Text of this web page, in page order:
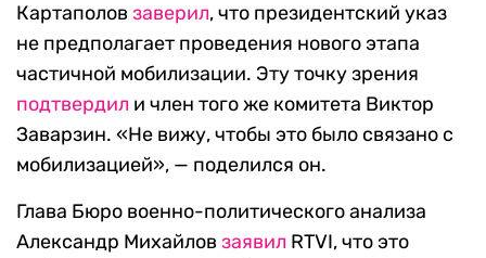
Картаполов заверил, что президентский указ
не предполагает проведения нового этапа
частичной мобилизации. Эту точку зрения
подтвердил и член того же комитета Виктор
Заварзин. «Не вижу, чтобы это было связано с
мобилизацией», — поделился он.
Глава Бюро военно-политического анализа
Александр Михайлов заявил RTVI, что это